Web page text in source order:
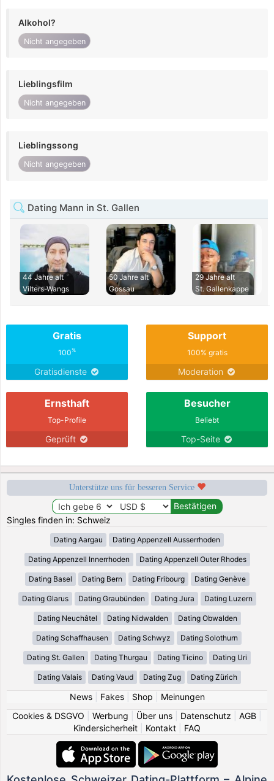
Alkohol?
Nicht angegeben
Lieblingsfilm
Nicht angegeben
Lieblingssong
Nicht angegeben
Dating Mann in St. Gallen
44 Jahre alt
Vilters-Wangs
50 Jahre alt
Gossau
29 Jahre alt
St. Gallenkappe
Gratis
100%
Gratisdienste
Support
100% gratis
Moderation
Ernsthaft
Top-Profile
Geprüft
Besucher
Beliebt
Top-Seite
Unterstütze uns für besseren Service
Singles finden in: Schweiz
Dating Aargau Dating Appenzell Ausserrhoden
Dating Appenzell Innerrhoden Dating Appenzell Outer Rhodes
Dating Basel Dating Bern Dating Fribourg Dating Genève
Dating Glarus Dating Graubünden Dating Jura Dating Luzern
Dating Neuchâtel Dating Nidwalden Dating Obwalden
Dating Schaffhausen Dating Schwyz Dating Solothurn
Dating St. Gallen Dating Thurgau Dating Ticino Dating Uri
Dating Valais Dating Vaud Dating Zug Dating Zürich
News| Fakes| Shop
Meinungen
Cookies & DSGVO
Werbung Über uns Datenschutz AGB
Kindersicherheit
Kontakt FAQ